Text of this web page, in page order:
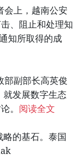
会上，越南公安
、阻止和处理知
知所取得的成
部副部长高英俊
发展数字生态
。 阅读全文
略的基石。泰国